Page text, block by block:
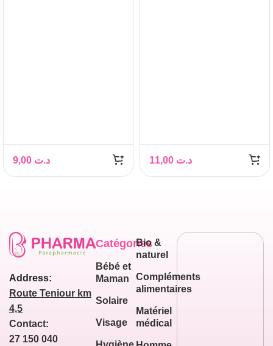
د.ت د.ت
Address:
Route Teniour km
4,5
Contact:
27 150 040
Catégories
Bébé et
Maman
Solaire
Visage
Bio &
naturel
Compléments
alimentaires
Matériel
médical